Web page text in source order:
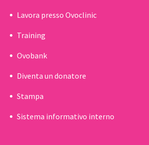
Lavora presso Ovoclinic
Training
Ovobank
Diventa un donatore
Stampa
Sistema informativo interno